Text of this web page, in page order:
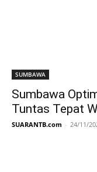
SUMBAWA
Sumbawa
Tuntas Tepat
SUARANTB.com - 24/11/